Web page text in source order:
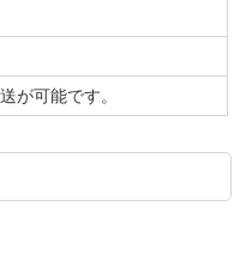
が可能です。